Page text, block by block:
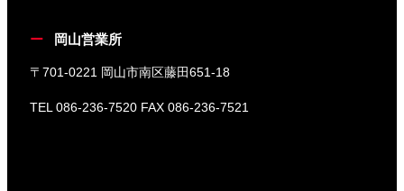
岡山営業所
〒701-0221 岡山市南区藤田651-18
TEL 086-236-7520 FAX 086-236-7521